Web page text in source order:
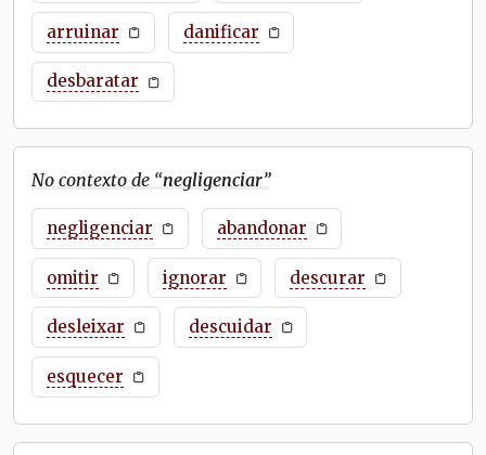
arruinar danificar
desbaratar
No contexto de “negligenciar”
negligenciar abandonar
omitir ignorar descurar
desleixar descuidar
esquecer